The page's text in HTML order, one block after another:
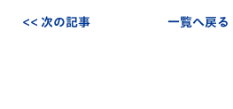
<< 次の記事 一覧へ戻る